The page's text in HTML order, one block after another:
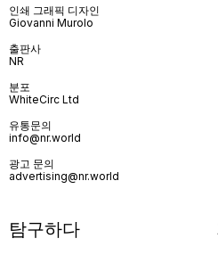
인쇄 그래픽 디자인
Giovanni Murolo
출판사
NR
분포
WhiteCirc Ltd
유통문의
info@nr.world
광고 문의
advertising@nr.world
탐구하다